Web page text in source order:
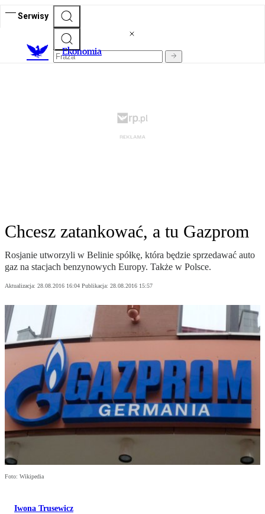
Serwisy
Ekonomia
Chcesz zatankować, a tu Gazprom
Rosjanie utworzyli w Belinie spółkę, która będzie sprzedawać auto
gaz na stacjach benzynowych Europy. Także w Polsce.
Aktualizacja: 28.08.2016 16:04 Publikacja: 28.08.2016 15:57
Foto: Wikipedia
Iwona Trusewicz